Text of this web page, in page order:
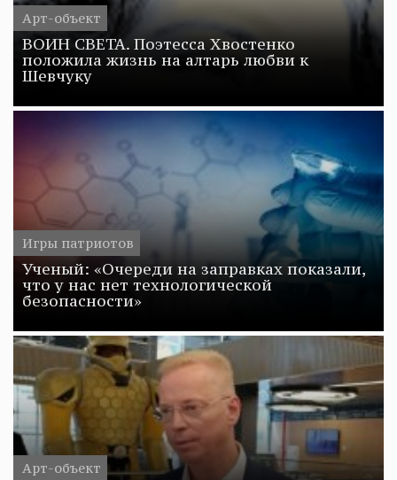
Арт-объект
ВОИН СВЕТА. Поэтесса Хвостенко
положила жизнь на алтарь любви к
Шевчуку
Игры патриотов
Ученый: «Очереди на заправках показали,
что у нас нет технологической
безопасности»
Арт-объект